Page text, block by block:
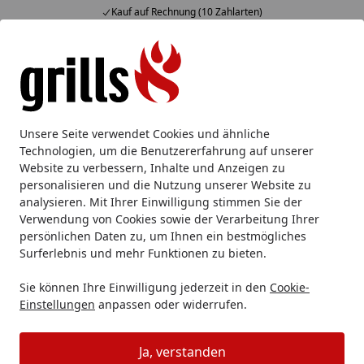
Unsere Seite verwendet Cookies und ähnliche
Technologien, um die Benutzererfahrung auf unserer
Website zu verbessern, Inhalte und Anzeigen zu
personalisieren und die Nutzung unserer Website zu
analysieren. Mit Ihrer Einwilligung stimmen Sie der
Verwendung von Cookies sowie der Verarbeitung Ihrer
persönlichen Daten zu, um Ihnen ein bestmögliches
Surferlebnis und mehr Funktionen zu bieten.
Sie können Ihre Einwilligung jederzeit in den Cookie-
Einstellungen anpassen oder widerrufen.
Ja, verstanden
Kauf auf Rechnung (10 Zahlarten)
Alle Produkte
Mein Konto
Suchen
Startseite
Outdoor Küche Einbaukomponente Big Green Egg
Big Green Egg Einsatz für
Erweiterungsgestell aus Edelstahl
(1 Bewertung)